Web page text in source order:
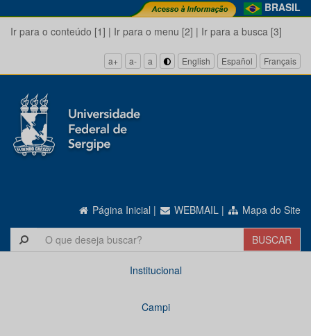
BRASIL
Ir para o conteúdo [1] | Ir para o menu [2] | Ir para a busca [3]
a+ a- a English Español Français
Página Inicial | WEBMAIL | Mapa do Site
Institucional
Campi